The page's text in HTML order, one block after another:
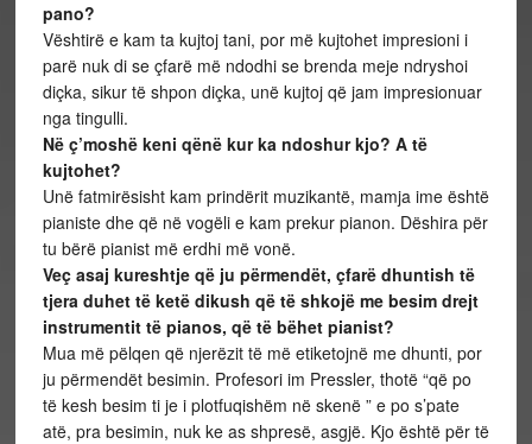
pano?
Vështirë e kam ta kujtoj tani, por më kujtohet impresioni i
parë nuk di se çfarë më ndodhi se brenda meje ndryshoi
diçka, sikur të shpon diçka, unë kujtoj që jam impresionuar
nga tingulli.
Në ç’moshë keni qënë kur ka ndoshur kjo? A të
kujtohet?
Unë fatmirësisht kam prindërit muzikantë, mamja ime është
pianiste dhe që në vogëli e kam prekur pianon. Dëshira për
tu bërë pianist më erdhi më vonë.
Veç asaj kureshtje që ju përmendët, çfarë dhuntish të
tjera duhet të ketë dikush që të shkojë me besim drejt
instrumentit të pianos, që të bëhet pianist?
Mua më pëlqen që njerëzit të më etiketojnë me dhunti, por
ju përmendët besimin. Profesori im Pressler, thotë “që po
të kesh besim ti je i plotfuqishëm në skenë ” e po s’pate
atë, pra besimin, nuk ke as shpresë, asgjë. Kjo është për të